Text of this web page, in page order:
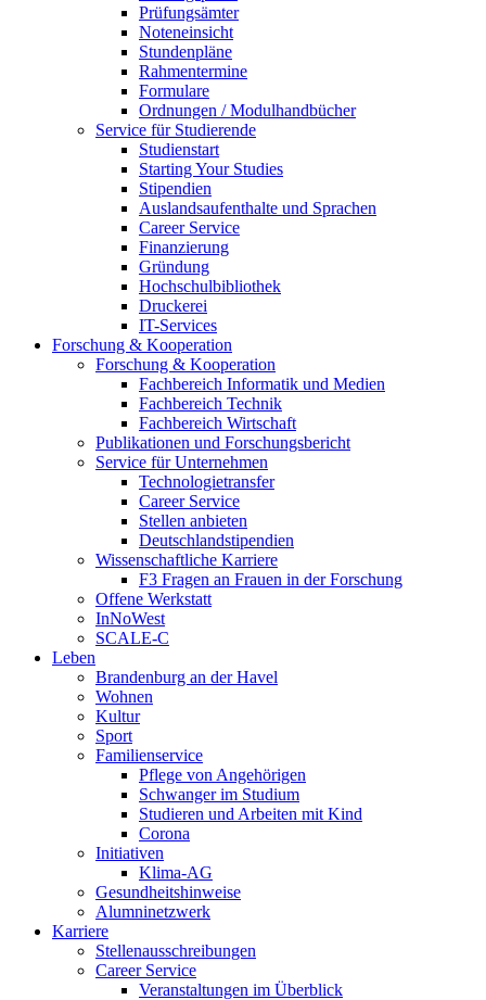
Prüfungsämter
Noteneinsicht
Stundenpläne
Rahmentermine
Formulare
Ordnungen / Modulhandbücher
Service für Studierende
Studienstart
Starting Your Studies
Stipendien
Auslandsaufenthalte und Sprachen
Career Service
Finanzierung
Gründung
Hochschulbibliothek
Druckerei
IT-Services
Forschung & Kooperation
Forschung & Kooperation
Fachbereich Informatik und Medien
Fachbereich Technik
Fachbereich Wirtschaft
Publikationen und Forschungsbericht
Service für Unternehmen
Technologietransfer
Career Service
Stellen anbieten
Deutschlandstipendien
Wissenschaftliche Karriere
F3 Fragen an Frauen in der Forschung
Offene Werkstatt
InNoWest
SCALE-C
Leben
Brandenburg an der Havel
Wohnen
Kultur
Sport
Familienservice
Pflege von Angehörigen
Schwanger im Studium
Studieren und Arbeiten mit Kind
Corona
Initiativen
Klima-AG
Gesundheitshinweise
Alumninetzwerk
Karriere
Stellenausschreibungen
Career Service
Veranstaltungen im Überblick